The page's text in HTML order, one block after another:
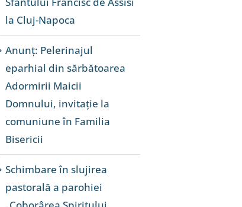
la Cluj-Napoca
Anunț: Pelerinajul
eparhial din sărbătoarea
Adormirii Maicii
Domnului, invitație la
comuniune în Familia
Bisericii
Schimbare în slujirea
pastorală a parohiei